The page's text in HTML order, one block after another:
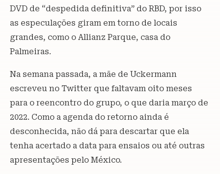
DVD de “despedida definitiva” do RBD, por isso
as especulações giram em torno de locais
grandes, como o Allianz Parque, casa do
Palmeiras.
Na semana passada, a mãe de Uckermann
escreveu no Twitter que faltavam oito meses
para o reencontro do grupo, o que daria março de
2022. Como a agenda do retorno ainda é
desconhecida, não dá para descartar que ela
tenha acertado a data para ensaios ou até outras
apresentações pelo México.